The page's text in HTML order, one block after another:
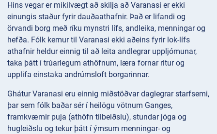
Hins vegar er mikilvægt að skilja að Varanasi er ekki
einungis staður fyrir dauðaathafnir. Það er lifandi og
örvandi borg með ríku mynstri lífs, andleika, menningar og
hefða. Fólk kemur til Varanasi ekki aðeins fyrir lok-lífs
athafnir heldur einnig til að leita andlegrar uppljómunar,
taka þátt í trúarlegum athöfnum, læra fornar ritur og
upplifa einstaka andrúmsloft borgarinnar.
Ghátur Varanasi eru einnig miðstöðvar daglegrar starfsemi,
þar sem fólk baðar sér í heilögu vötnum Ganges,
framkvæmir puja (athöfn tilbeiðslu), stundar jóga og
hugleiðslu og tekur þátt í ýmsum menningar- og